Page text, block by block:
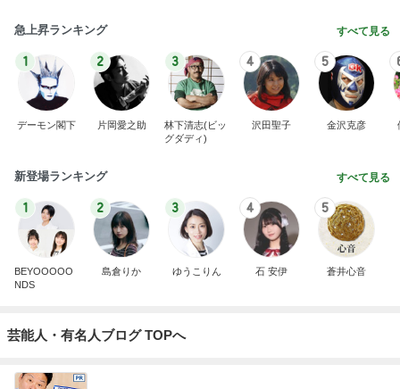
急上昇ランキング すべて見る
1
デーモン閣下
2
片岡愛之助
3
林下清志(ビッ
グダディ)
4
沢田聖子
5
金沢克彦
新登場ランキング すべて見る
1
BEYOOOOO
NDS
2
島倉りか
3
ゆうこりん
4
石 安伊
5
蒼井心音
芸能人・有名人ブログ TOPへ